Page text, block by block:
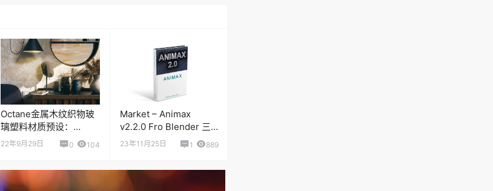
Octane金属木纹织物玻
璃塑料材质预设：
Octane Texture Pack
22年9月29日 0 104
Market – Animax
v2.2.0 Fro Blender 三
维模型破碎动画插件
23年11月25日 1 889